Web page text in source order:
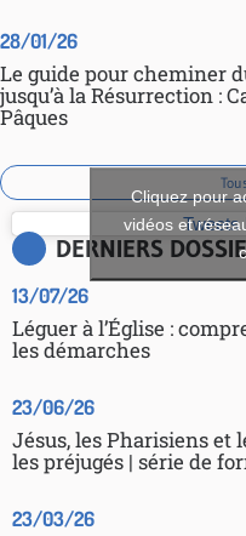
28/01/26
Le guide pour cheminer
jusqu’à la Résurrection :
Pâques
Tweets
Cliquez pour
vidéos et
DERNIERS
13/07/26
Léguer à l’Église :
les démarches
23/06/26
Jésus, les Pharisiens et
les préjugés | série de
23/03/26